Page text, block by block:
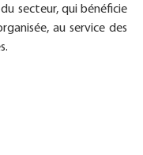
secteur, qui bénéficie
au service des